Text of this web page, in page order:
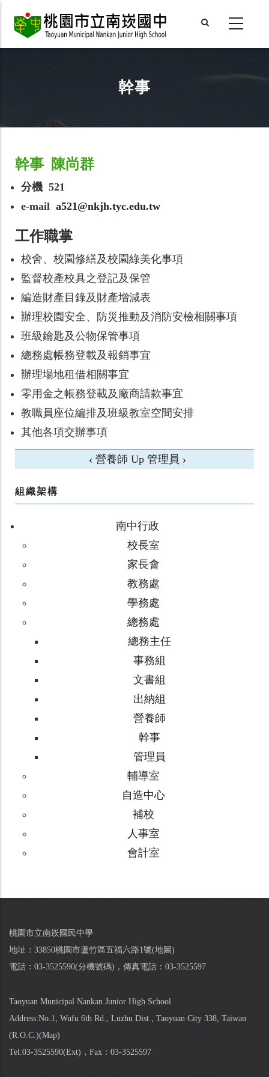
幹事
幹事 陳尚群
分機 521
e-mail a521@nkjh.tyc.edu.tw
工作職掌
校舍、校園修繕及校園綠美化事項
監督校產校具之登記及保管
編造財產目錄及財產增減表
辦理校園安全、防災推動及消防安檢相關事項
班級鑰匙及公物保管事項
總務處帳務登載及報銷事宜
辦理場地租借相關事宜
零用金之帳務登載及廠商請款事宜
教職員座位編排及班級教室空間安排
其他各項交辦事項
‹ 營養師 Up 管理員 ›
組織架構
南中行政
校長室
家長會
教務處
學務處
總務處
總務主任
事務組
文書組
出納組
營養師
幹事
管理員
輔導室
自造中心
補校
人事室
會計室
桃園市立南崁國民中學
地址：33850桃園市蘆竹區五福六路1號(地圖)
電話：03-3525590(分機號碼)，傳真電話：03-3525597
Taoyuan Municipal Nankan Junior High School
Address:No.1, Wufu 6th Rd., Luzhu Dist., Taoyuan City 338, Taiwan
(R.O.C.)(Map)
Tel:03-3525590(Ext)，Fax：03-3525597